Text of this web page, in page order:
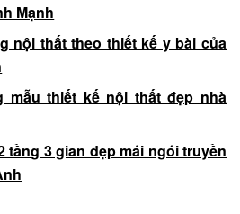
Mạnh
nội thất theo thiết kế y bài của
mẫu thiết kế nội thất đẹp nhà
tầng 3 gian đẹp mái ngói truyền